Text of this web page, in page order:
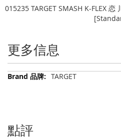
015235 TARGET SMASH K-FLEX
更多信息
更
TARGET
點評